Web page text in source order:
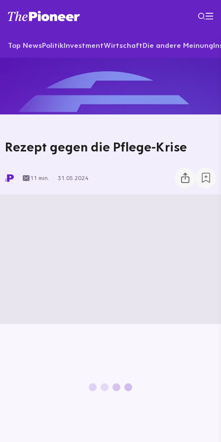
Top NewsPolitikInvestmentWirtschaftDie andere Meinung
Rezept gegen die Pflege-Krise
11 min. 31.05.2024